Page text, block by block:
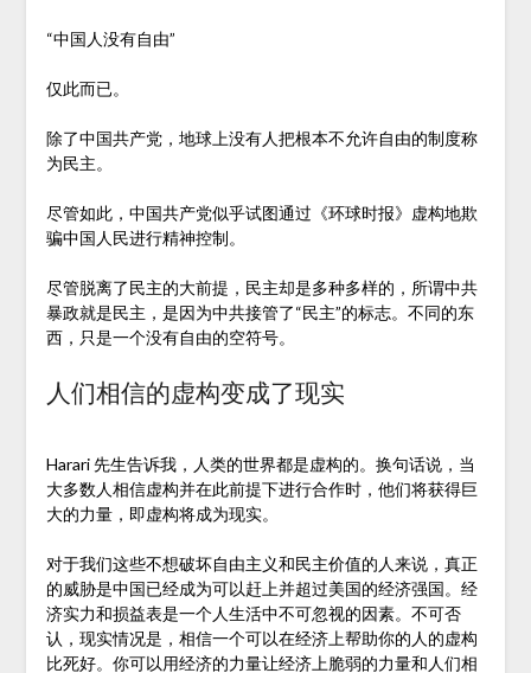
“中国人没有自由”
仅此而已。
除了中国共产党，地球上没有人把根本不允许自由的制度称
为民主。
尽管如此，中国共产党似乎试图通过《环球时报》虚构地欺
骗中国人民进行精神控制。
尽管脱离了民主的大前提，民主却是多种多样的，所谓中共
暴政就是民主，是因为中共接管了“民主”的标志。不同的东
西，只是一个没有自由的空符号。
人们相信的虚构变成了现实
Harari 先生告诉我，人类的世界都是虚构的。换句话说，当
大多数人相信虚构并在此前提下进行合作时，他们将获得巨
大的力量，即虚构将成为现实。
对于我们这些不想破坏自由主义和民主价值的人来说，真正
的威胁是中国已经成为可以赶上并超过美国的经济强国。经
济实力和损益表是一个人生活中不可忽视的因素。不可否
认，现实情况是，相信一个可以在经济上帮助你的人的虚构
比死好。你可以用经济的力量让经济上脆弱的力量和人们相